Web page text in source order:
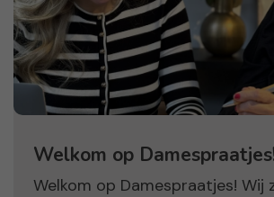
Welkom op
Welkom op Damespraatjes! Wij